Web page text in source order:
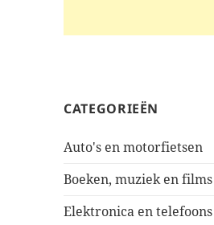
CATEGORIEËN
Auto's en motorfietsen
Boeken, muziek en films
Elektronica en telefoons